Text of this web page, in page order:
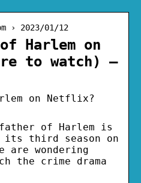
2023/01/12
Harlem on
to watch) –
on Netflix?
of Harlem is
third season on
are wondering
the crime drama